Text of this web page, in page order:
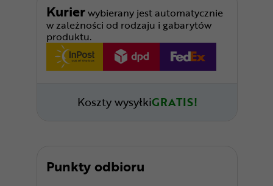
Kurierwybierany jest automatycznie
w zależności od rodzaju i gabarytów
produktu.
Koszty wysyłkiGRATIS!
Punkty odbioru